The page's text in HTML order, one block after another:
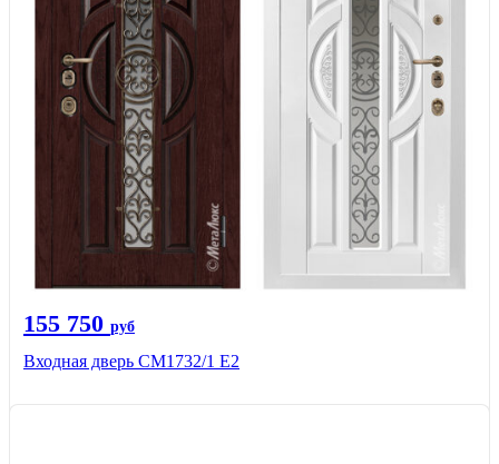
155 750 руб
Входная дверь СМ1732/1 Е2